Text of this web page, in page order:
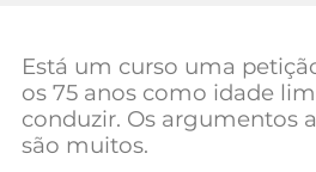
Negócios
Mundial 2026
Está um curso uma
os 75 anos como idade
conduzir. Os argumentos
são muitos.